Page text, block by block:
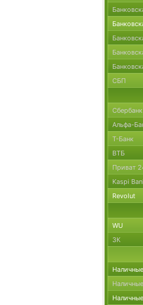
СБП
Сбербанк
Альфа-
Т-Банк
ВТБ
Приват
Kaspi
Revolut
WU
ЗК
Наличные
Наличные
Наличные